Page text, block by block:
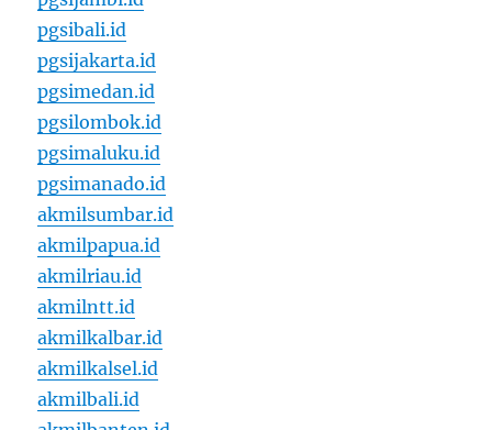
pgsibali.id
pgsijakarta.id
pgsimedan.id
pgsilombok.id
pgsimaluku.id
pgsimanado.id
akmilsumbar.id
akmilpapua.id
akmilriau.id
akmilntt.id
akmilkalbar.id
akmilkalsel.id
akmilbali.id